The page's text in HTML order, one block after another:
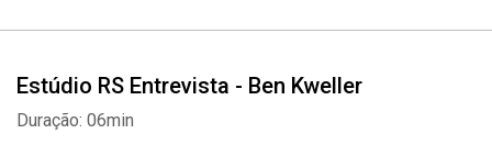
Estúdio RS Entrevista - Ben Kweller
Duração: 06min